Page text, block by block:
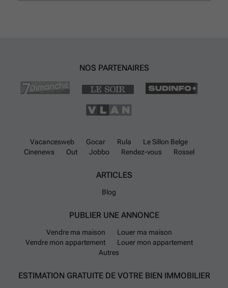
NOS PARTENAIRES
Vacancesweb Gocar Rula
Le Sillon Belge
Cinenews
Out Jobbo Rendez-vous Rossel
ARTICLES
Blog
PUBLIER UNE ANNONCE
Vendre ma maison
Louer ma maison
Vendre mon appartement
Louer mon appartement
Autres
ESTIMATION GRATUITE DE VOTRE BIEN IMMOBILIER